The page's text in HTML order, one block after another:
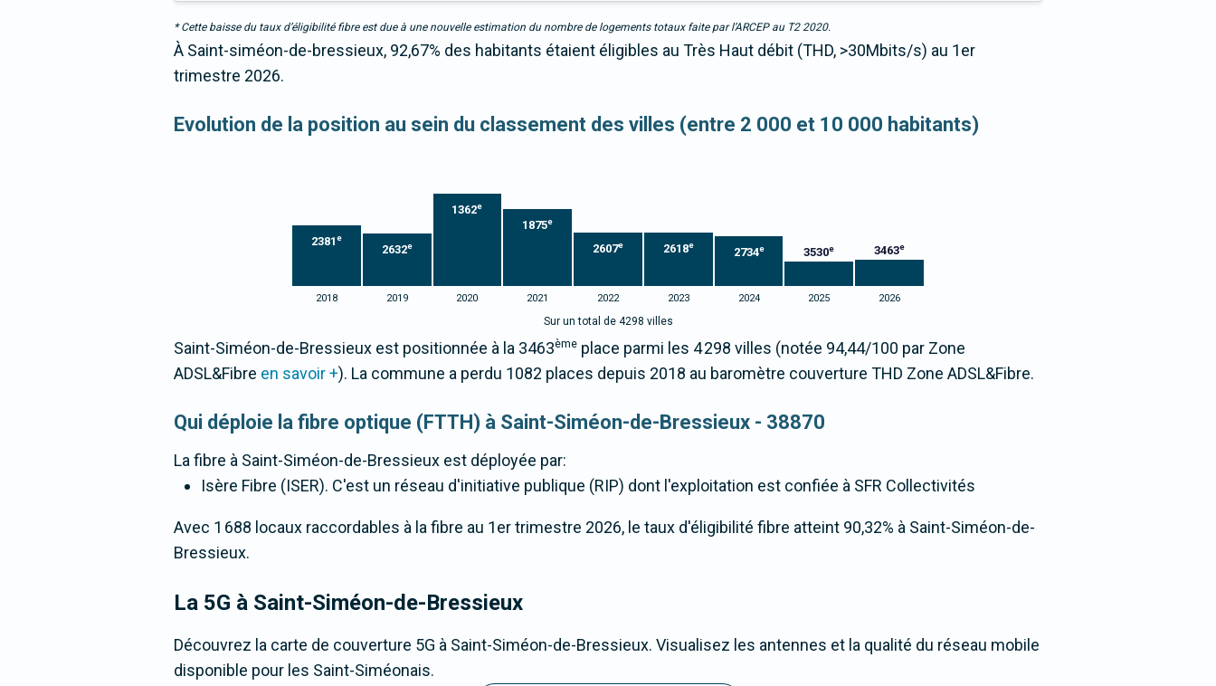
* Cette baisse du taux d’éligibilité fibre est due à une nouvelle estimation du nombre de logements totaux faite par l’ARCEP au T2 2020.
À Saint-siméon-de-bressieux, 92,67% des habitants étaient éligibles au Très Haut débit (THD, >30Mbits/s) au 1er
trimestre 2026.
Evolution de la position au sein du classement des villes (entre 2 000 et 10 000 habitants)
2381 e
2632e
1362e
1875e
2607e 2618e
2734e 3530e 3463e
2018 2019 2020 2021 2022 2023 2024 2025 2026
Sur un total de 4298 villes
Saint-Siméon-de-Bressieux est positionnée à la 3463ème place parmi les 4 298 villes (notée 94,44/100 par Zone
ADSL&Fibre en savoir +). La commune a perdu 1082 places depuis 2018 au baromètre couverture THD Zone ADSL&Fibre.
Qui déploie la fibre optique (FTTH) à Saint-Siméon-de-Bressieux - 38870
La fibre à Saint-Siméon-de-Bressieux est déployée par:
Isère Fibre (ISER). C'est un réseau d'initiative publique (RIP) dont l'exploitation est confiée à SFR Collectivités
Avec 1 688 locaux raccordables à la fibre au 1er trimestre 2026, le taux d'éligibilité fibre atteint 90,32% à Saint-Siméon-de-
Bressieux.
La 5G à Saint-Siméon-de-Bressieux
Découvrez la carte de couverture 5G à Saint-Siméon-de-Bressieux. Visualisez les antennes et la qualité du réseau mobile
disponible pour les Saint-Siméonais.